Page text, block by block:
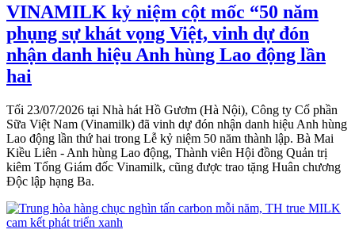
VINAMILK kỷ niệm cột mốc “50 năm
phụng sự khát vọng Việt, vinh dự đón
nhận danh hiệu Anh hùng Lao động lần
hai
Tối 23/07/2026 tại Nhà hát Hồ Gươm (Hà Nội), Công ty Cổ phần
Sữa Việt Nam (Vinamilk) đã vinh dự đón nhận danh hiệu Anh hùng
Lao động lần thứ hai trong Lễ kỷ niệm 50 năm thành lập. Bà Mai
Kiều Liên - Anh hùng Lao động, Thành viên Hội đồng Quản trị
kiêm Tổng Giám đốc Vinamilk, cũng được trao tặng Huân chương
Độc lập hạng Ba.